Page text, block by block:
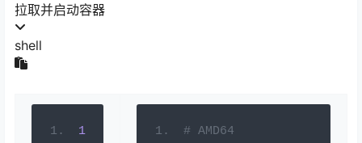
拉取并启动容器
shell
1
# AMD64